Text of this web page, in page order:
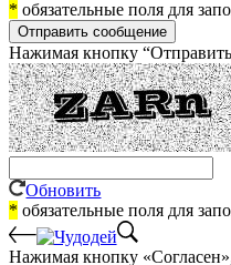
* обязательные поля для
Отправить сообщение
Нажимая кнопку
Обновить
* обязательные поля для
Нажимая кнопку